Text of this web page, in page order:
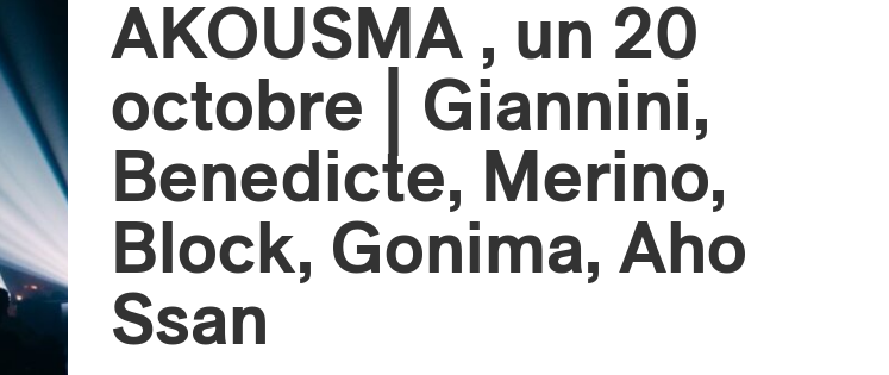
AKOUSMA , un 20
octobre | Giannini,
Benedicte, Merino,
Block, Gonima, Aho
Ssan